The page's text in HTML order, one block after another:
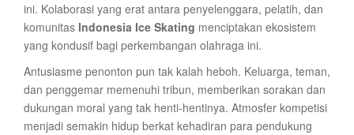
ini. Kolaborasi yang erat antara penyelenggara, pelatih, dan
komunitas Indonesia Ice Skating menciptakan ekosistem
yang kondusif bagi perkembangan olahraga ini.
Antusiasme penonton pun tak kalah heboh. Keluarga, teman,
dan penggemar memenuhi tribun, memberikan sorakan dan
dukungan moral yang tak henti-hentinya. Atmosfer kompetisi
menjadi semakin hidup berkat kehadiran para pendukung